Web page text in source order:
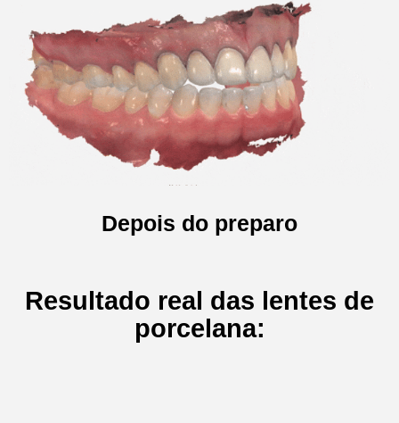
Depois do preparo
Resultado real das lentes de
porcelana: